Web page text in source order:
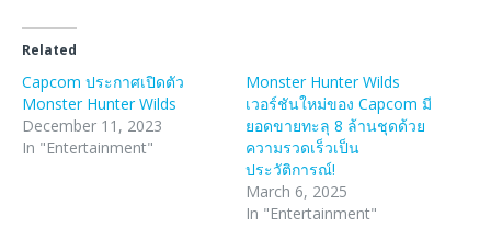
Related
Capcom ประกาศเปิดตัว
Monster Hunter Wilds
December 11, 2023
In "Entertainment"
Monster Hunter Wilds
เวอร์ชันใหม่ของ Capcom มี
ยอดขายทะลุ 8 ล้านชุดด้วย
ความรวดเร็วเป็น
ประวัติการณ์!
March 6, 2025
In "Entertainment"